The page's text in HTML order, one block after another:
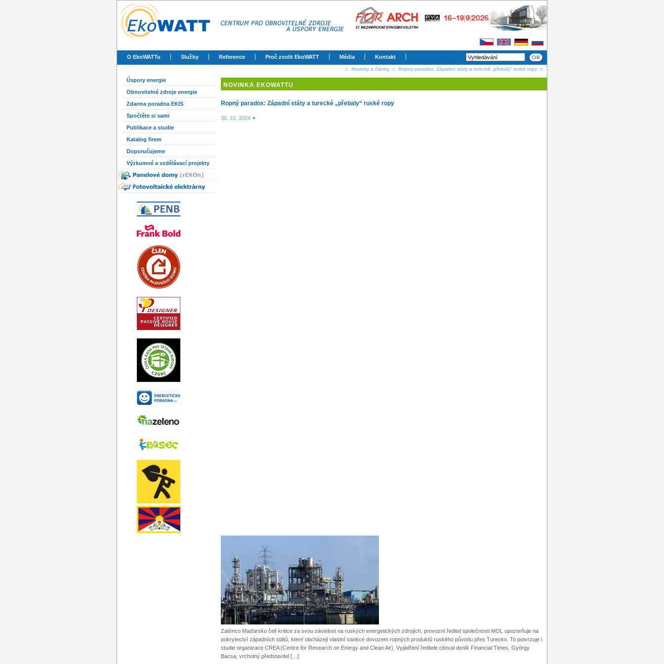
O EkoWATTu Služby Reference Proč zvolit EkoWATT Média Kontakt
:: Novinky a články :: Ropný paradox: Západní státy a turecké „přebaly“ ruské ropy ::
Úspory energie
Obnovitelné zdroje energie
Zdarma poradna EKIS
Spočtěte si sami
Publikace a studie
Katalog firem
Doporučujeme
Výzkumné a vzdělávací projekty
NOVINKA EKOWATTU
Ropný paradox: Západní státy a turecké „přebaly“ ruské ropy
30. 10. 2024
Zatímco Maďarsko čelí kritice za svou závislost na ruských energetických zdrojích, provozní ředitel společnosti MOL upozorňuje na
pokrytectví západních států, které obcházejí vlastní sankce dovozem ropných produktů ruského původu přes Turecko. To potvrzuje i
studie organizace CREA (Centre for Research on Energy and Clean Air). Vyjádření ředitele citoval deník Financial Times. György
Bacsa, vrcholný představitel […]